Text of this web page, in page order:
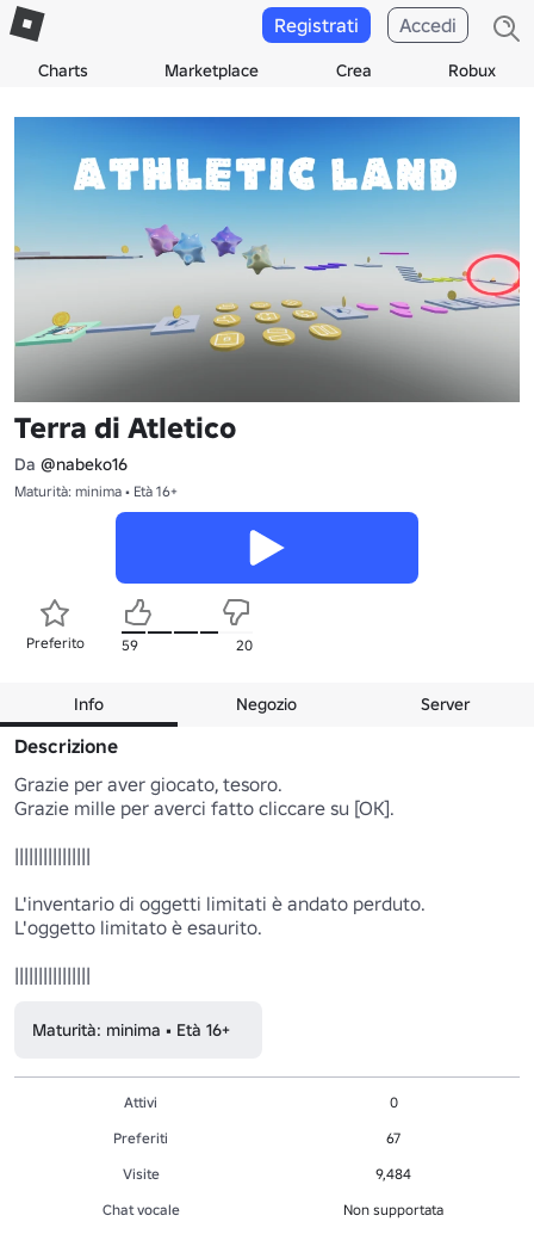
Charts Marketplace Crea Robux
Registrati Accedi
Terra di Atletico
Da @nabeko16
Maturità: minima • Età 16+
Preferito 59 20
Info Negozio Server
Descrizione
Grazie per aver giocato, tesoro.
Grazie mille per averci fatto cliccare su [OK].
||||||||||||||||
L'inventario di oggetti limitati è andato perduto.
L'oggetto limitato è esaurito.
||||||||||||||||
Maturità: minima • Età 16+
Attivi
0
Preferiti
67
Visite
9,484
Chat vocale
Non supportata